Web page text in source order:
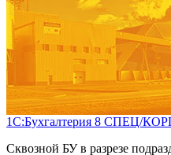
1С:Бухгалтерия 8 СПЕЦ/
Сквозной БУ в разрезе